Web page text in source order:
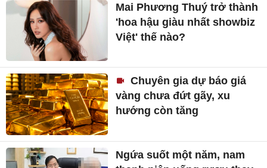
Mai Phương Thuý trở thành
'hoa hậu giàu nhất showbiz
Việt' thế nào?
Chuyên gia dự báo giá
vàng chưa đứt gãy, xu
hướng còn tăng
Ngứa suốt một năm, nam